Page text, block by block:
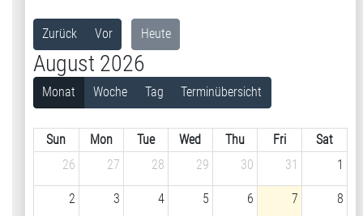
Zurück Vor Heute
August 2026
Monat Woche Tag Terminübersicht
Sun Mon Tue Wed Thu Fri
Sat
26
27 28 29 30 31 1
2 3 4 5 6 7 8